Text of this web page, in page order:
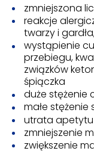
zmniejszona
reakcje
twarzy i
wystąpienie
przebiegu,
związków
śpiączka
duże stężenie
małe stężenie
utrata apetytu
zmniejszenie
zwiększenie